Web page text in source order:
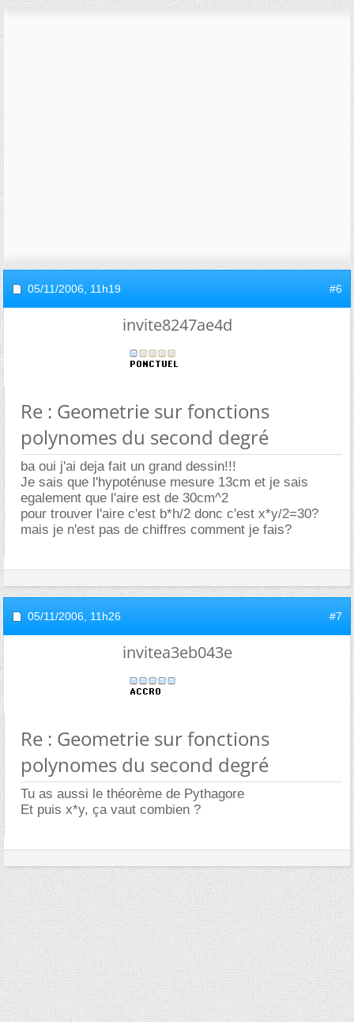
05/11/2006, 11h19 #6
invite8247ae4d
Re : Geometrie sur fonctions
polynomes du second degré
ba oui j'ai deja fait un grand dessin!!!
Je sais que l'hypoténuse mesure 13cm et je sais
egalement que l'aire est de 30cm^2
pour trouver l'aire c'est b*h/2 donc c'est x*y/2=30?
mais je n'est pas de chiffres comment je fais?
05/11/2006, 11h26 #7
invitea3eb043e
Re : Geometrie sur fonctions
polynomes du second degré
Tu as aussi le théorème de Pythagore
Et puis x*y, ça vaut combien ?